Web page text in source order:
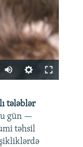
360p
480p
720p
tələblər
gün —
təhsil